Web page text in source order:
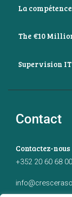
La
The €10
Supervision IT
Contact
Contactez-nous
+352 20 60 68 00